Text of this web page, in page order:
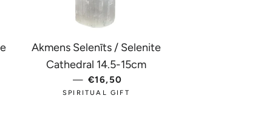
Akmens Selenīts / Selenite
Cathedral 14.5-15cm
— PARASTĀ CENA
€16,50
SPIRITUAL GIFT